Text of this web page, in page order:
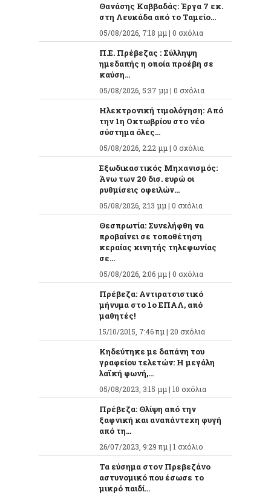
Θανάσης Καββαδάς: Έργα 7 εκ.
στη Λευκάδα από το Ταμείο...
05/08/2026, 7:18 μμ | 0 σχόλια
Π.Ε. Πρέβεζας : Σύλληψη
ημεδαπής η οποία προέβη σε
καύση...
05/08/2026, 5:37 μμ | 0 σχόλια
Ηλεκτρονική τιμολόγηση: Από
την 1η Οκτωβρίου στο νέο
σύστημα όλες...
05/08/2026, 2:22 μμ | 0 σχόλια
Εξωδικαστικός Μηχανισμός:
Άνω των 20 δισ. ευρώ οι
ρυθμίσεις οφειλών...
05/08/2026, 2:13 μμ | 0 σχόλια
Θεσπρωτία: Συνελήφθη να
προβαίνει σε τοποθέτηση
κεραίας κινητής τηλεφωνίας
σε...
05/08/2026, 2:06 μμ | 0 σχόλια
Πρέβεζα: Αντιρατσιστικό
μήνυμα στο 1ο ΕΠΑΛ, από
μαθητές!
15/10/2015, 7:46 πμ | 20 σχόλια
Κηδεύτηκε με δαπάνη του
γραφείου τελετών: Η μεγάλη
λαϊκή φωνή,...
05/08/2023, 3:15 μμ | 10 σχόλια
Πρέβεζα: Θλίψη από την
ξαφνική και αναπάντεχη φυγή
από τη...
26/07/2023, 9:29 πμ | 1 σχόλιο
Τα εύσημα στον Πρεβεζάνο
αστυνομικό που έσωσε το
μικρό παιδί...